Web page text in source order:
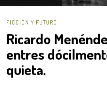
FICCIÓN Y FUTURO
Ricardo
entres
quieta.